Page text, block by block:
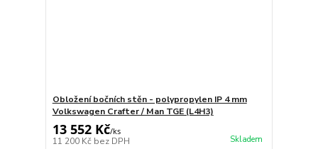
Obložení bočních stěn - polypropylen IP 4 mm
Volkswagen Crafter / Man TGE (L4H3)
13 552 Kč/ks
11 200 Kč bez DPH Skladem